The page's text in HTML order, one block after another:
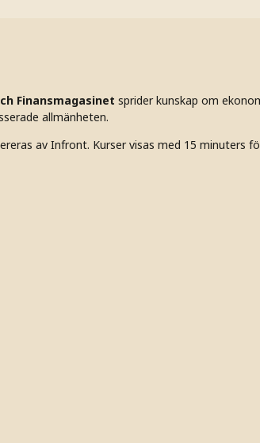
Finansmagasinet sprider kunskap om
allmänheten.
av Infront. Kurser visas med 15 minuters